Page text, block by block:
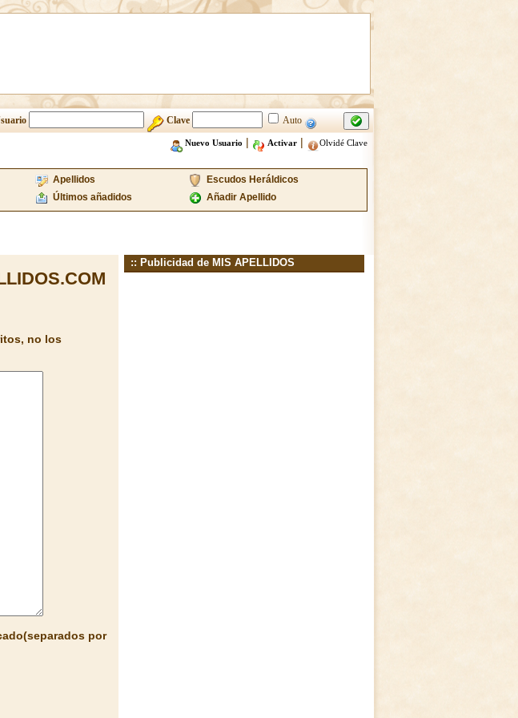
Clave Auto
Nuevo Usuario | Activar| Olvidé Clave
Apellidos
Escudos Heráldicos
Últimos añadidos Añadir Apellido
no los
por
:: Publicidad de MIS APELLIDOS